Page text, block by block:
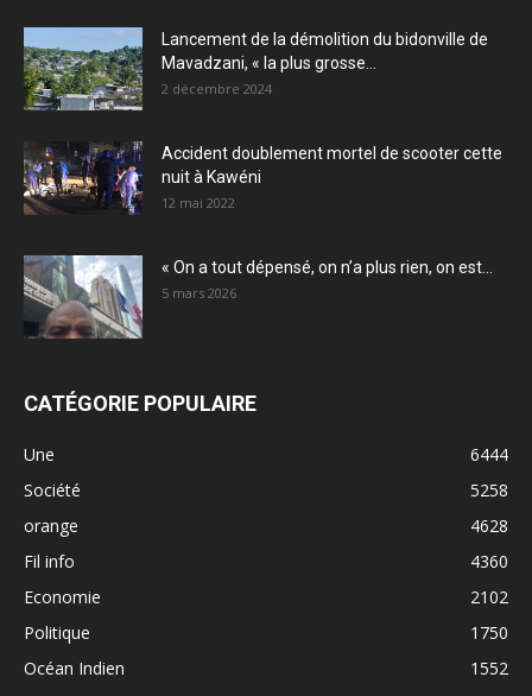
Lancement de la démolition du bidonville de
Mavadzani, « la plus grosse...
2 décembre 2024
Accident doublement mortel de scooter cette
nuit à Kawéni
12 mai 2022
« On a tout dépensé, on n’a plus rien, on est...
5 mars 2026
CATÉGORIE POPULAIRE
Une
6444
Société
5258
orange
4628
Fil info
4360
Economie
2102
Politique
1750
Océan Indien
1552